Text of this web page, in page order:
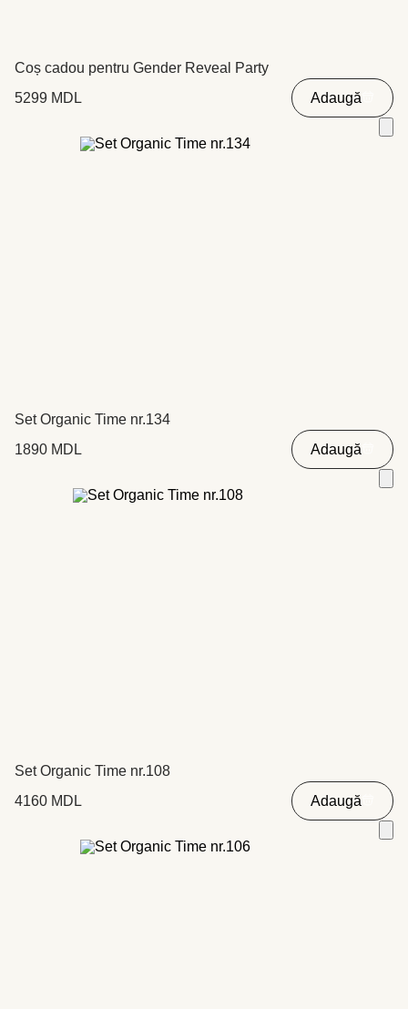
Coș cadou pentru Gender Reveal Party
5299 MDL Adaugă
Set Organic Time nr.134
1890 MDL Adaugă
Set Organic Time nr.108
4160 MDL Adaugă